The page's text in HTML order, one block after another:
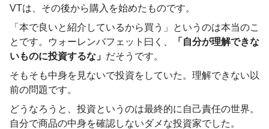
VTは、その後から購入を始めたものです。
「本で良いと紹介しているから買う」というのは本当のこ
とです。ウォーレンバフェット曰く、
「自分が理解できな
いものに投資するな」 だそうです。
そもそも中身を見ないで投資をしていた。理解できない以
前の問題です。
どうなろうと、投資というのは最終的に自己責任の世界。
自分で商品の中身を確認しないダメな投資家でした。